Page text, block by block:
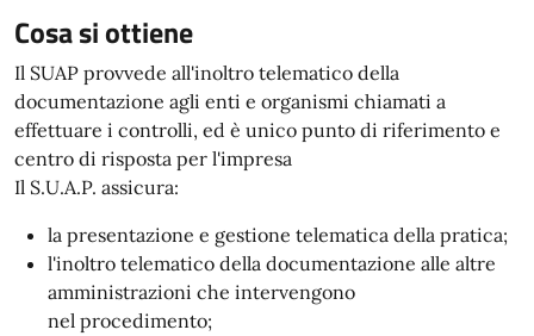
Cosa si ottiene
Il SUAP provvede all'inoltro telematico della
documentazione agli enti e organismi chiamati a
effettuare i controlli, ed è unico punto di riferimento e
centro di risposta per l'impresa
Il S.U.A.P. assicura:
la presentazione e gestione telematica della pratica;
l'inoltro telematico della documentazione alle altre
amministrazioni che intervengono
nel procedimento;